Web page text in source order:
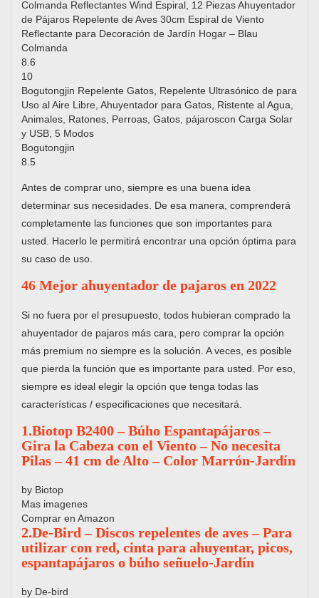
Colmanda Reflectantes Wind Espiral, 12 Piezas Ahuyentador
de Pájaros Repelente de Aves 30cm Espiral de Viento
Reflectante para Decoración de Jardín Hogar – Blau
Colmanda
8.6
10
Bogutongjin Repelente Gatos, Repelente Ultrasónico de para
Uso al Aire Libre, Ahuyentador para Gatos, Ristente al Agua,
Animales, Ratones, Perroas, Gatos, pájaroscon Carga Solar
y USB, 5 Modos
Bogutongjin
8.5
Antes de comprar uno, siempre es una buena idea
determinar sus necesidades. De esa manera, comprenderá
completamente las funciones que son importantes para
usted. Hacerlo le permitirá encontrar una opción óptima para
su caso de uso.
46 Mejor ahuyentador de pajaros en 2022
Si no fuera por el presupuesto, todos hubieran comprado la
ahuyentador de pajaros más cara, pero comprar la opción
más premium no siempre es la solución. A veces, es posible
que pierda la función que es importante para usted. Por eso,
siempre es ideal elegir la opción que tenga todas las
características / especificaciones que necesitará.
1.Biotop B2400 – Búho Espantapájaros –
Gira la Cabeza con el Viento – No necesita
Pilas – 41 cm de Alto – Color Marrón-Jardín
by Biotop
Mas imagenes
Comprar en Amazon
2.De-Bird – Discos repelentes de aves – Para
utilizar con red, cinta para ahuyentar, picos,
espantapájaros o búho señuelo-Jardín
by De-bird